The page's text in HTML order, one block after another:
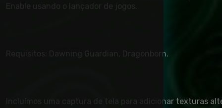
Enable usando o lançador de jogos.
Requisitos: Dawning Guardian, Dragonborn.
Incluímos uma captura de tela para adicionar texturas